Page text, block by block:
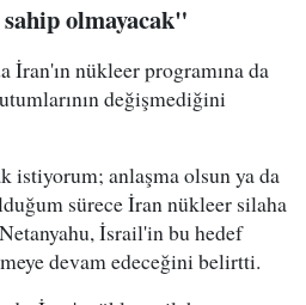
olmayacak"
İran'ın nükleer programına da
değişmediğini
istiyorum; anlaşma olsun ya da
sürece İran nükleer silaha
İsrail'in bu hedef
devam edeceğini belirtti.